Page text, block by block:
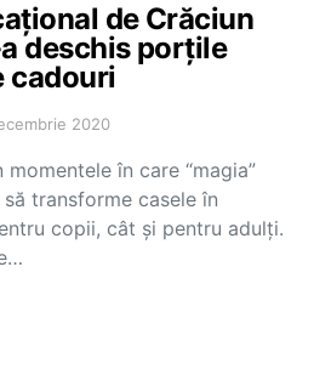
de Crăciun
deschis porțile
cadouri
2020
în care “magia”
transforme casele în
copii, cât și pentru adulți.